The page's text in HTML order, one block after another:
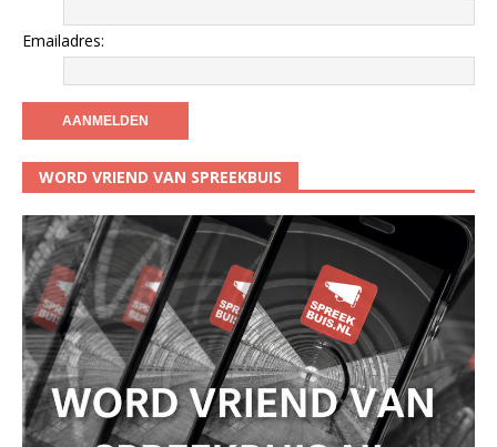
Emailadres:
WORD VRIEND VAN SPREEKBUIS